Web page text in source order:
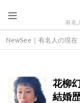
有名
NewSee｜有名人の現在
花柳
結婚